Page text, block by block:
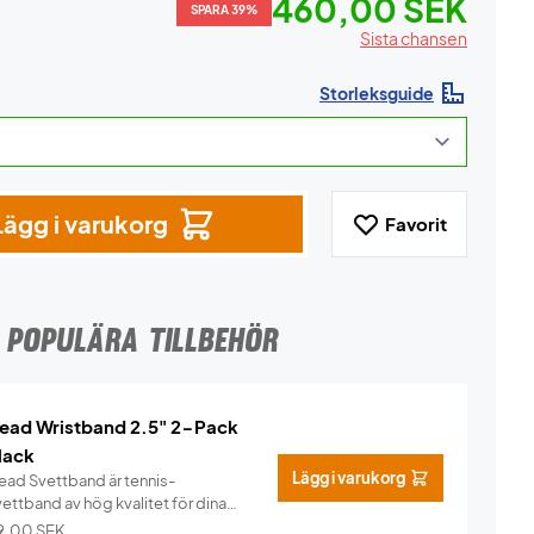
SPARA 39% 460,00 SEK
Sista chansen
Storleksguide
i varukorg Favorit
POPULÄRA TILLBEHÖR
Wristband 2.5" 2-Pack
Svettband är tennis-
av hög kvalitet för dina
Info
Lägg i varukorg